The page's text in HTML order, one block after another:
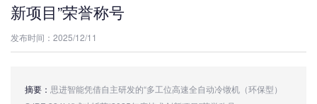
新项目”荣誉称号
发布时间：2025/12/11
摘要： 思进智能凭借自主研发的“多工位高速全自动冷镦机（环保型）